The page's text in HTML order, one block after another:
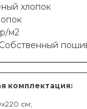
хлопок
м2
комплектация:
см;